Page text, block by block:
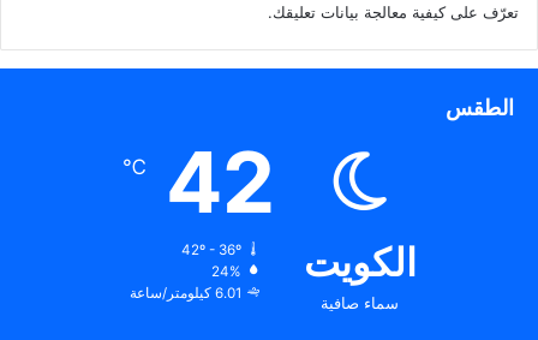
تعرّف على كيفية معالجة بيانات تعليقك.
الطقس
الكويت
سماء صافية
42
℃
42º - 36º
24%
6.01 كيلومتر/ساعة